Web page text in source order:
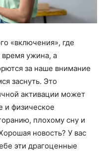
«включения», где
время ужина, а
за наше внимание
заснуть. Это
активации может
и физическое
плохому сну и
новость? У вас
эти драгоценные